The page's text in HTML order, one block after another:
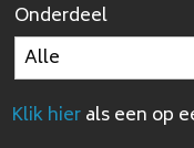
Onderdeel
Klik hierals een op